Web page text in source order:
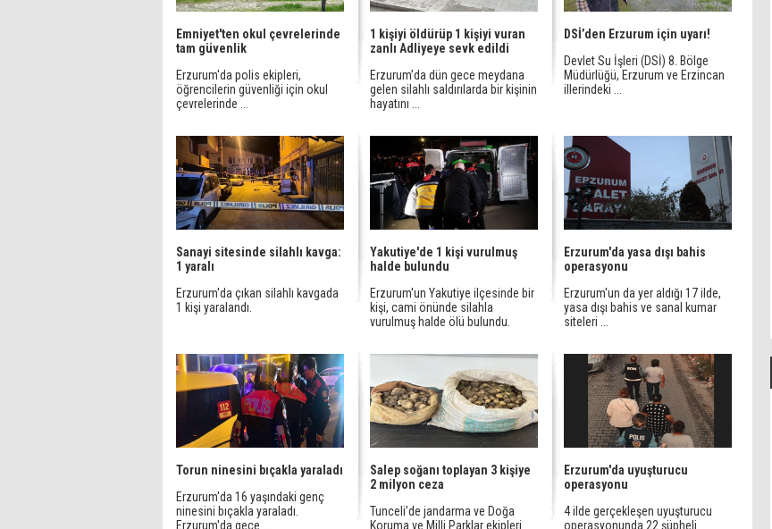
Emniyet'ten okul çevrelerinde
tam güvenlik
Erzurum'da polis ekipleri,
öğrencilerin güvenliği için okul
çevrelerinde ...
1 kişiyi öldürüp 1 kişiyi vuran
zanlı Adliyeye sevk edildi
Erzurum’da dün gece meydana
gelen silahlı saldırılarda bir kişinin
hayatını ...
DSİ’den Erzurum için uyarı!
Devlet Su İşleri (DSİ) 8. Bölge
Müdürlüğü, Erzurum ve Erzincan
illerindeki ...
Sanayi sitesinde silahlı kavga:
1 yaralı
Erzurum'da çıkan silahlı kavgada
1 kişi yaralandı.
Yakutiye'de 1 kişi vurulmuş
halde bulundu
Erzurum'un Yakutiye ilçesinde bir
kişi, cami önünde silahla
vurulmuş halde ölü bulundu.
Erzurum'da yasa dışı bahis
operasyonu
Erzurum'un da yer aldığı 17 ilde,
yasa dışı bahis ve sanal kumar
siteleri ...
Torun ninesini bıçakla yaraladı
Erzurum'da 16 yaşındaki genç
ninesini bıçakla yaraladı.
Erzurum'da gece ...
Salep soğanı toplayan 3 kişiye
2 milyon ceza
Tunceli’de jandarma ve Doğa
Koruma ve Milli Parklar ekipleri
Erzurum'da uyuşturucu
operasyonu
4 ilde gerçekleşen uyuşturucu
operasyonunda 22 şüpheli